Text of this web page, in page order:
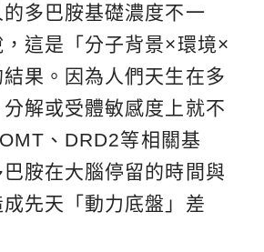
多巴胺基礎濃度不一
這是「分子背景×環境×
果。因為人們天生在多
解或受體敏感度上就不
、DRD2等相關基
胺在大腦停留的時間與
先天「動力底盤」差